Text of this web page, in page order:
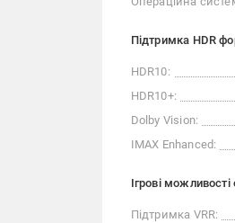
Підтримка HDR
HDR10:
HDR10+:
Dolby Vision:
IMAX Enhanced:
Ігрові
Підтримка VRR: